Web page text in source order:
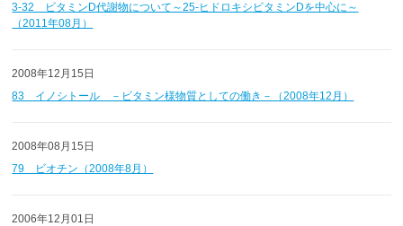
3-32 ビタミンD代謝物について～25-ヒドロキシビタミンDを中心に～
（2011年08月）
2008年12月15日
83 イノシトール －ビタミン様物質としての働き－（2008年12月）
2008年08月15日
79 ビオチン（2008年8月）
2006年12月01日